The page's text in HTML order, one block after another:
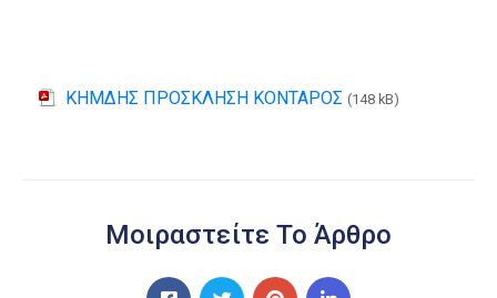
ΚΗΜΔΗΣ ΠΡΟΣΚΛΗΣΗ ΚΟΝΤΑΡΟΣ (148 kB)
Μοιραστείτε Το Άρθρο